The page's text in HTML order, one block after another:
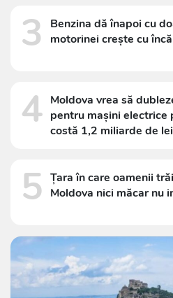
3
Benzina dă înapoi cu
motorinei crește cu
4 Moldova vrea să
pentru mașini electrice
costă 1,2 miliarde de lei
5 Țara în care oamenii
Moldova nici măcar nu